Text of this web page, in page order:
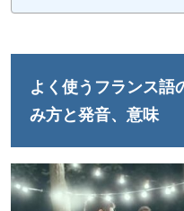
よく使うフランス語
み方と発音、意味